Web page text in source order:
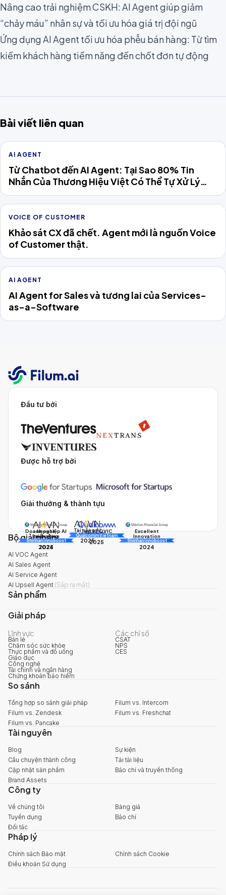
Nâng cao trải nghiệm CSKH: AI Agent giúp giảm
“chảy máu” nhân sự và tối ưu hóa giá trị đội ngũ
Ứng dụng AI Agent tối ưu hóa phễu bán hàng: Từ tìm
kiếm khách hàng tiềm năng đến chốt đơn tự động
Bài viết liên quan
AI AGENT
Từ Chatbot đến AI Agent: Tại Sao 80% Tin
Nhắn Của Thương Hiệu Việt Có Thể Tự Xử Lý
Năm 2026
VOICE OF CUSTOMER
Khảo sát CX đã chết. Agent mới là nguồn Voice
of Customer thật.
AI AGENT
AI Agent for Sales và tương lai của Services-
as-a-Software
Đầu tư bởi
Được hỗ trợ bởi
Giải thưởng & thành tựu
Doanh nghiệp AI
triển vọng
AI Awards
2025
Tài năng AI
AI Awards
2025
Excellent
Innovation
Shinhan Innoboost
2024
Impact
Innovation
Shinhan Innoboost
2024
Top 10 QVIC
Qualcomm Vietnam
2025
Bộ giải pháp
AI VOC Agent
AI Sales Agent
AI Service Agent
AI Upsell Agent (Sắp ra mắt)
Sản phẩm
Giải pháp
Lĩnh vực
Bán lẻ
Chăm sóc sức khỏe
Thực phẩm và đồ uống
Giáo dục
Công nghệ
Tài chính và ngân hàng
Chứng khoán bảo hiểm
Các chỉ số
CSAT
NPS
CES
So sánh
Tổng hợp so sánh giải pháp
Filum vs. Intercom
Filum vs. Zendesk
Filum vs. Freshchat
Filum vs. Pancake
Tài nguyên
Blog
Sự kiện
Câu chuyện thành công
Tải tài liệu
Cập nhật sản phẩm
Báo chí và truyền thông
Brand Assets
Công ty
Về chúng tôi
Bảng giá
Tuyển dụng
Báo chí
Đối tác
Pháp lý
Chính sách Bảo mật
Chính sách Cookie
Điều khoản Sử dụng